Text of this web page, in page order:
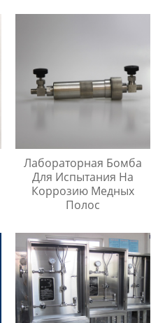
Лабораторная Бомба
Для Испытания На
Коррозию Медных
Полос